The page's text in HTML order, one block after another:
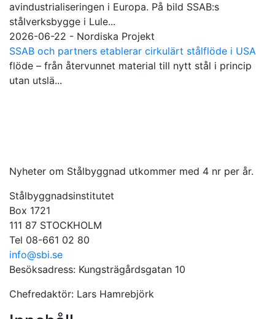
avindustrialiseringen i Europa. På bild SSAB:s
stålverksbygge i Lule...
2026-06-22 - Nordiska Projekt
SSAB och partners etablerar cirkulärt stålflöde i USA
flöde – från återvunnet material till nytt stål i princip
utan utslä...
Nyheter om Stålbyggnad utkommer med 4 nr per år.
Stålbyggnadsinstitutet
Box 1721
111 87 STOCKHOLM
Tel 08-661 02 80
info@sbi.se
Besöksadress: Kungsträgårdsgatan 10
Chefredaktör: Lars Hamrebjörk